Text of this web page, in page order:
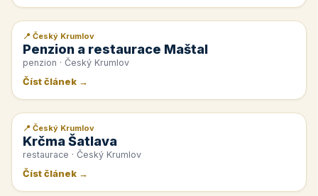
📰 PR článek
📍 Český Krumlov
Penzion a restaurace Maštal
penzion · Český Krumlov
Číst článek →
📰 PR článek
📍 Český Krumlov
Krčma Šatlava
restaurace · Český Krumlov
Číst článek →